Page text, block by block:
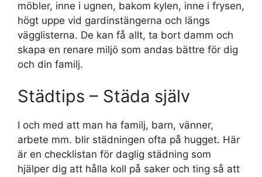
möbler, inne i ugnen, bakom kylen, inne i frysen,
högt uppe vid gardinstängerna och längs
vägglisterna. De kan få allt, ta bort damm och
skapa en renare miljö som andas bättre för dig
och din familj.
Städtips – Städa själv
I och med att man ha familj, barn, vänner,
arbete mm. blir städningen ofta på hugget. Här
är en checklistan för daglig städning som
hjälper dig att hålla koll på saker och ting så att